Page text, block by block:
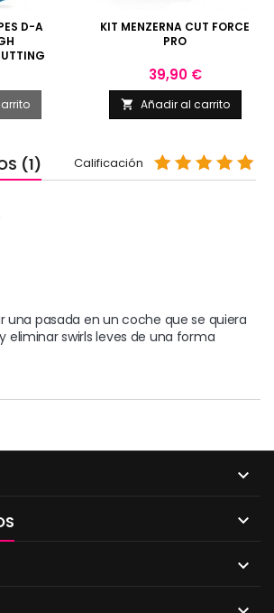
D-A
KIT MENZERNA CUT FORCE
PRO
Precio
39,90 €
 Añadir al carrito
(1) Calificación
una pasada en un coche que se quiera
eliminar swirls leves de una forma


